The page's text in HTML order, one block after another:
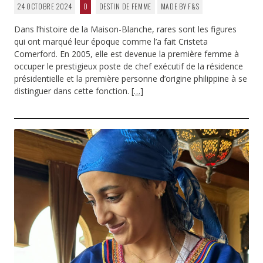
24 OCTOBRE 2024 0 DESTIN DE FEMME MADE BY F&S
Dans l’histoire de la Maison-Blanche, rares sont les figures
qui ont marqué leur époque comme l’a fait Cristeta
Comerford. En 2005, elle est devenue la première femme à
occuper le prestigieux poste de chef exécutif de la résidence
présidentielle et la première personne d’origine philippine à se
distinguer dans cette fonction. […]